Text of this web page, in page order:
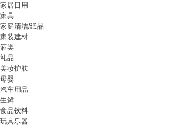
家居日用
家具
家庭清洁/纸品
家装建材
酒类
礼品
美妆护肤
母婴
汽车用品
生鲜
食品饮料
玩具乐器